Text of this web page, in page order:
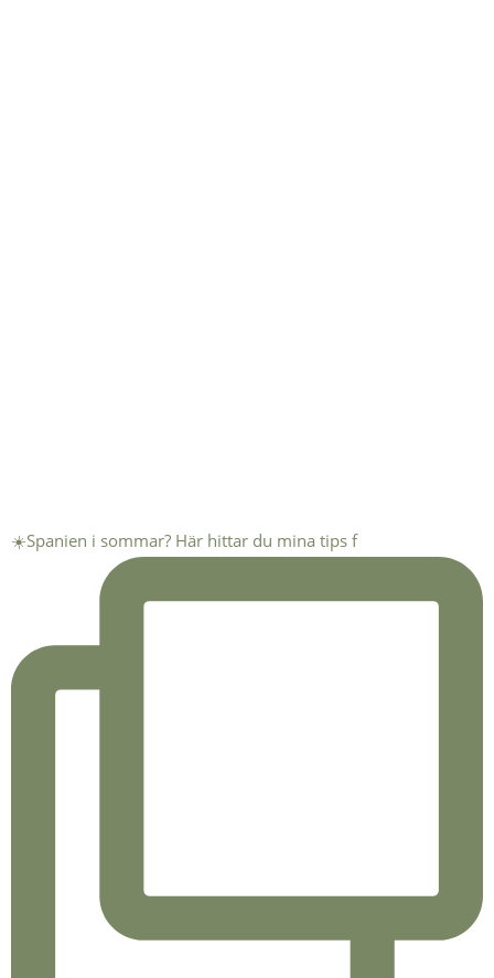
☀️Spanien i sommar? Här hittar du mina tips f